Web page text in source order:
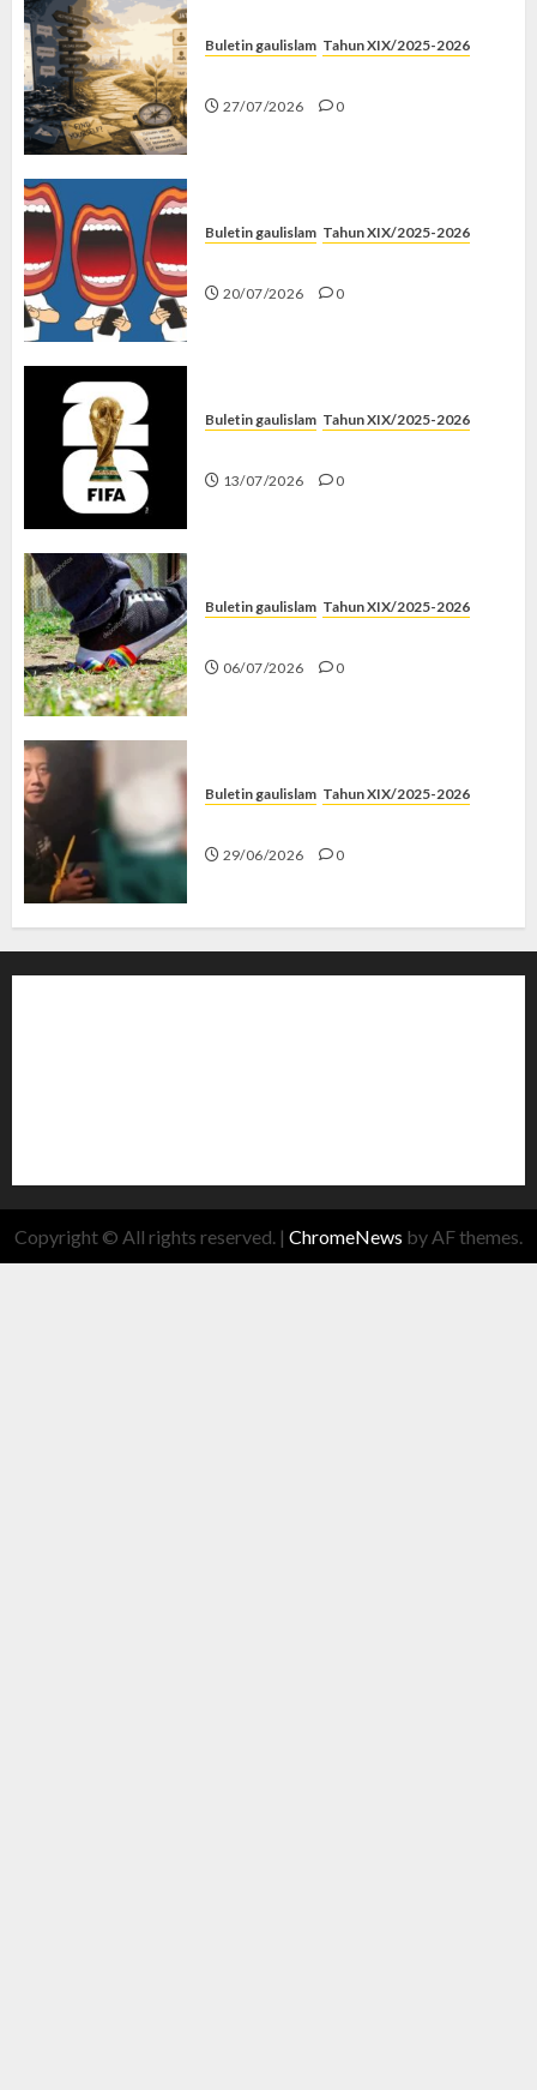
Buletin gaulislam Tahun XIX/2025-2026
27/07/2026 0
Buletin gaulislam Tahun XIX/2025-2026
20/07/2026 0
Buletin gaulislam Tahun XIX/2025-2026
13/07/2026 0
Buletin gaulislam Tahun XIX/2025-2026
06/07/2026 0
Buletin gaulislam Tahun XIX/2025-2026
29/06/2026 0
Copyright © All rights reserved. | ChromeNews by AF themes.